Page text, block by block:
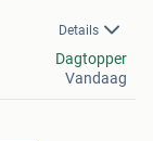
Details
Dagtopper
Vandaag